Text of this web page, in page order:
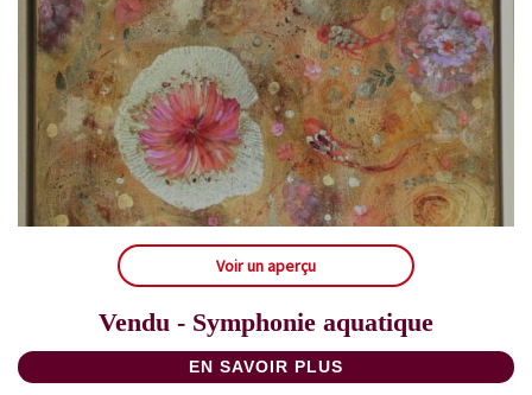
Voir un aperçu
Vendu - Symphonie aquatique
EN SAVOIR PLUS